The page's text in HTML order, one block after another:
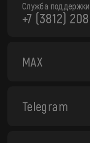
Служба
+7 (3812)
MAX
Telegram